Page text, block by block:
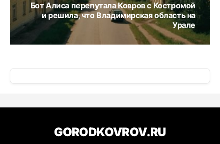
Бот Алиса перепутала Ковров с Костромой
и решила, что Владимирская область на
Урале
GORODKOVROV.RU